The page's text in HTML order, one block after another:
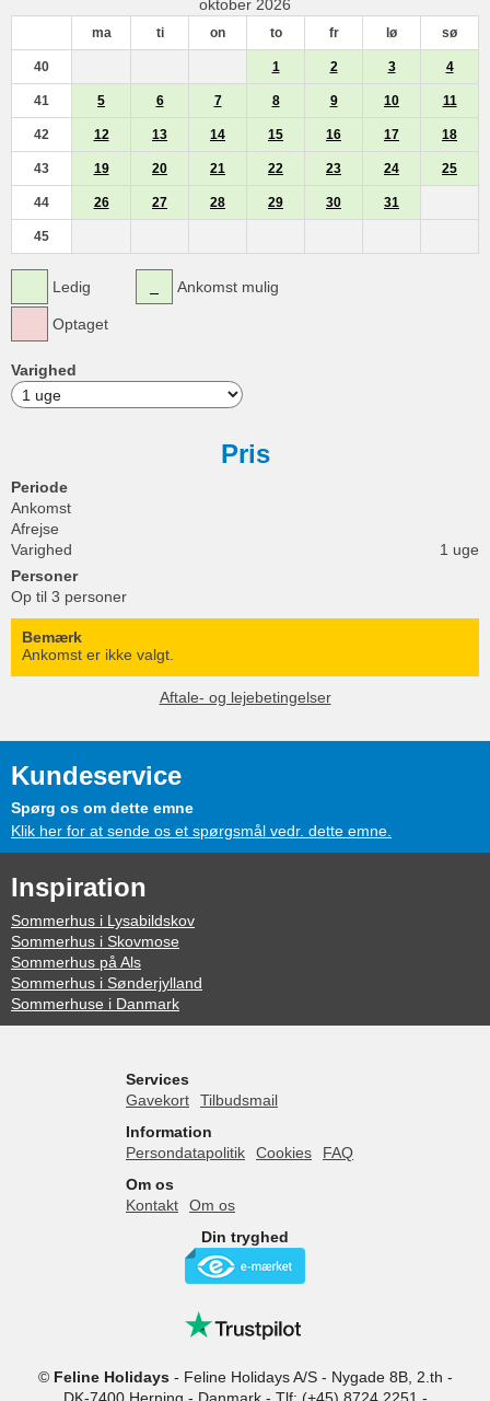
oktober 2026
ma ti on to fr lø sø
40 1 2 3 4
41 5 6 7 8 9 10 11
42 12 13 14 15 16 17 18
43 19 20 21 22 23 24 25
44 26 27 28 29 30 31
45
Ledig
Optaget
Ankomst mulig
Varighed
Pris
Periode
Ankomst
Afrejse
Varighed
1 uge
Personer
Op til 3 personer
Bemærk
Ankomst er ikke valgt.
Aftale- og lejebetingelser
Kundeservice
Spørg os om dette emne
Klik her for at sende os et spørgsmål vedr. dette emne.
Inspiration
Sommerhus i Lysabildskov
Sommerhus i Skovmose
Sommerhus på Als
Sommerhus i Sønderjylland
Sommerhuse i Danmark
Services
Gavekort
Tilbudsmail
Information
Persondatapolitik
Cookies
FAQ
Om os
Kontakt
Om os
Din tryghed
© Feline Holidays- Feline Holidays A/S- Nygade 8B, 2.th -